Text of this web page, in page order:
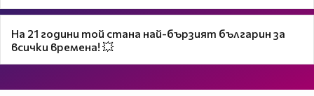
На 21 години той стана най-бързият българин за
всички времена! 💥